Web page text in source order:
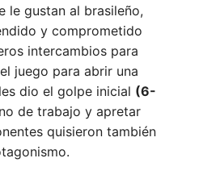
le gustan al brasileño,
y comprometido
intercambios para
juego para abrir una
dio el golpe inicial (6-
de trabajo y apretar
quisieron también